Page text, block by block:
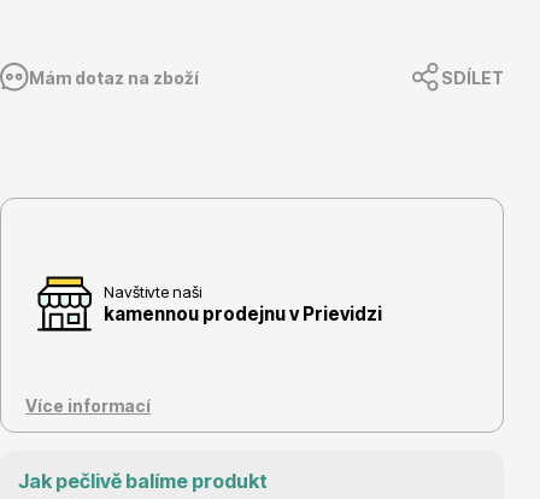
Mám dotaz na zboží SDÍLET
Navštivte naši
kamennou prodejnu v Prievidzi
Více informací
Jak pečlivě balíme produkt